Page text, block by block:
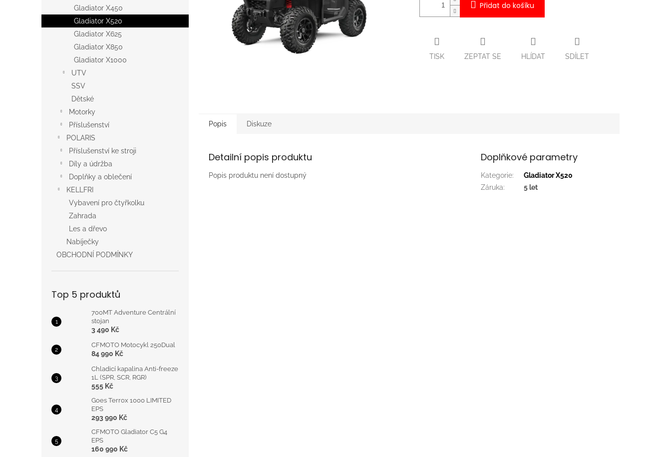
e
l
Gladiator X450
Gladiator X520
Gladiator X625
Gladiator X850
Gladiator X1000
UTV
SSV
Dětské
Motorky
Příslušenství
POLARIS
Příslušenství ke stroji
Díly a údržba
Doplňky a oblečení
KELLFRI
Vybavení pro čtyřkolku
Zahrada
Les a dřevo
Nabíječky
OBCHODNÍ PODMÍNKY
Top 5 produktů
700MT Adventure Centrální
stojan
3 490 Kč
CFMOTO Motocykl 250Dual
84 990 Kč
Chladicí kapalina Anti-freeze
1L (SPR, SCR, RGR)
555 Kč
Goes Terrox 1000 LIMITED
EPS
293 990 Kč
CFMOTO Gladiator C5 G4
EPS
160 990 Kč
Přidat do košíku
TISK ZEPTAT SE HLÍDAT SDÍLET
Popis Diskuze
Detailní popis produktu
Popis produktu není dostupný
Doplňkové parametry
Kategorie:
Gladiator X520
Záruka: 5 let